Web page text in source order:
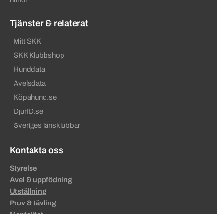
Tjänster & relaterat
Mitt SKK
SKK Klubbshop
Hunddata
Avelsdata
Köpahund.se
DjurID.se
Sveriges länsklubbar
Kontakta oss
Styrelse
Avel & uppfödning
Utställning
Prov & tävling
Mentalitet